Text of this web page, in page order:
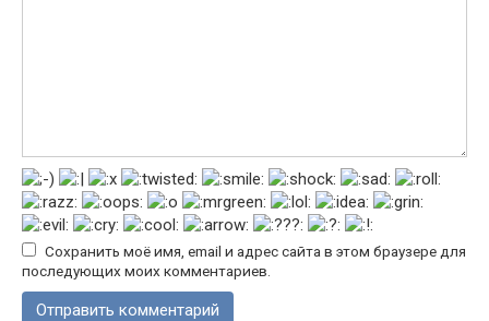
Сохранить моё имя, email и адрес сайта в этом браузере для
последующих моих комментариев.